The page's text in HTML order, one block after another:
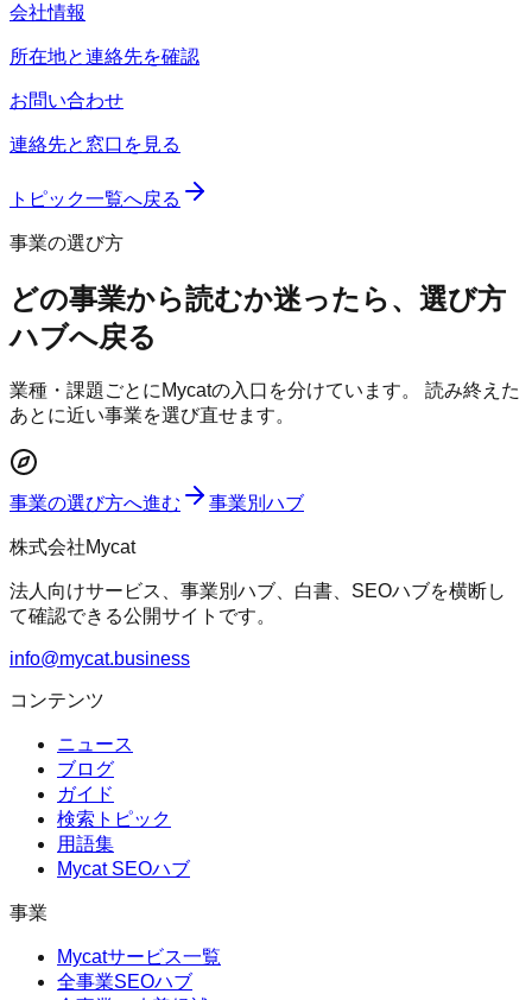
会社情報
所在地と連絡先を確認
お問い合わせ
連絡先と窓口を見る
トピック一覧へ戻る
事業の選び方
どの事業から読むか迷ったら、選び方
ハブへ戻る
業種・課題ごとにMycatの入口を分けています。 読み終えた
あとに近い事業を選び直せます。
事業の選び方へ進む 事業別ハブ
株式会社Mycat
法人向けサービス、事業別ハブ、白書、SEOハブを横断し
て確認できる公開サイトです。
info@mycat.business
コンテンツ
ニュース
ブログ
ガイド
検索トピック
用語集
Mycat SEOハブ
事業
Mycatサービス一覧
全事業SEOハブ